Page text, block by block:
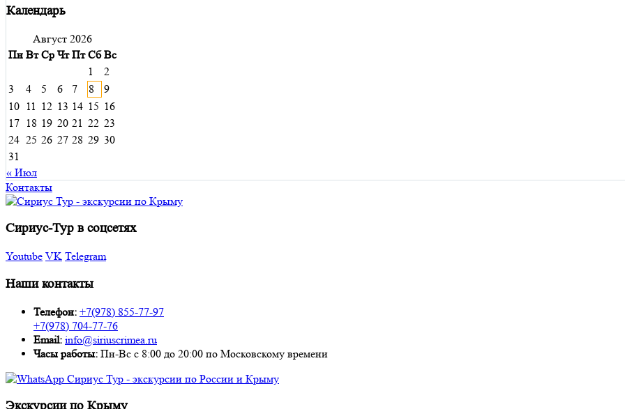
Календарь
Август 2026
Пн Вт Ср Чт Пт Сб Вс
1
2
3
4 5 6 7 8
9
10 11 12 13 14 15 16
17 18 19 20 21 22 23
24 25 26 27 28 29 30
31
« Июл
Контакты
Сириус-Тур в соцсетях
Youtube VK Telegram
Наши контакты
Телефон: +7(978) 855-77-97
+7(978) 704-77-76
Email: info@siriuscrimea.ru
Часы работы: Пн-Вс с 8:00 до 20:00 по Московскому времени ​​​​​​​​​​​​​​